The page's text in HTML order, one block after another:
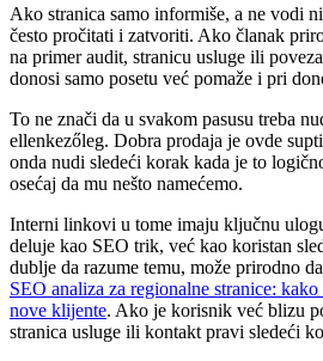
Ako stranica samo informiše, a ne vodi
često pročitati i zatvoriti. Ako članak
na primer audit, stranicu usluge ili
donosi samo posetu već pomaže i pri
To ne znači da u svakom pasusu treba
ellenkezőleg. Dobra prodaja je ovde
onda nudi sledeći korak kada je to
osećaj da mu nešto namećemo.
Interni linkovi u tome imaju ključnu
deluje kao SEO trik, već kao koristan
dublje da razume temu, može prirodno
SEO analiza za regionalne stranice:
nove klijente. Ako je korisnik već blizu
stranica usluge ili kontakt pravi sledeći